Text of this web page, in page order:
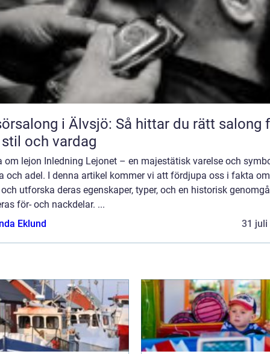
i Älvsjö: Så hittar du rätt salong
och vardag
om lejon Inledning Lejonet – en majestätisk varelse och
och adel. I denna artikel kommer vi att fördjupa oss i fakta om
utforska deras egenskaper, typer, och en historisk
för- och nackdelar. ...
Eklund
31 juli